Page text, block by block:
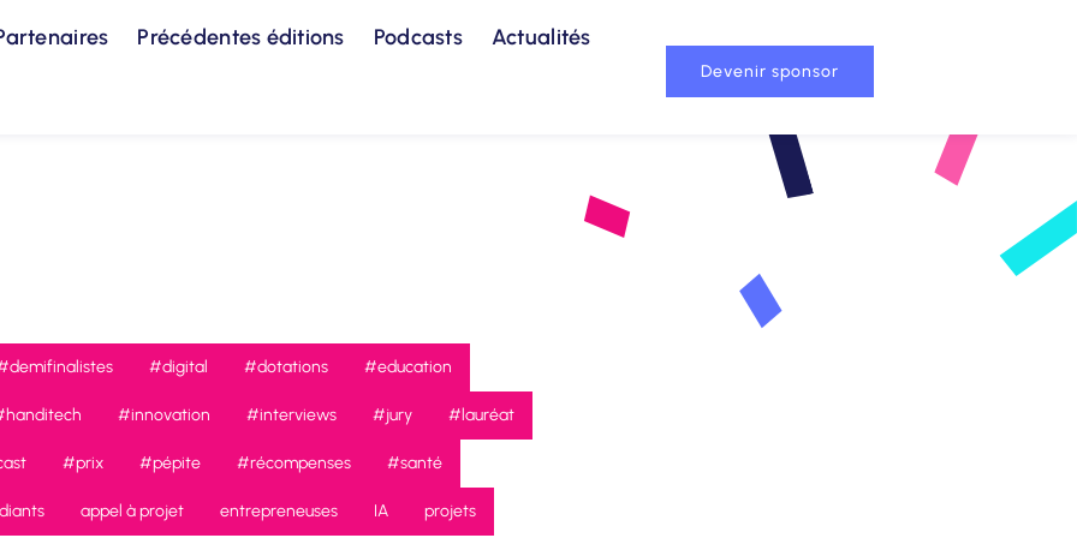
Précédentes éditions Podcasts Actualités
Devenir sponsor
#digital #dotations #education
#innovation #interviews #jury #lauréat
#prix #pépite #récompenses #santé
appel à projet entrepreneuses IA projets